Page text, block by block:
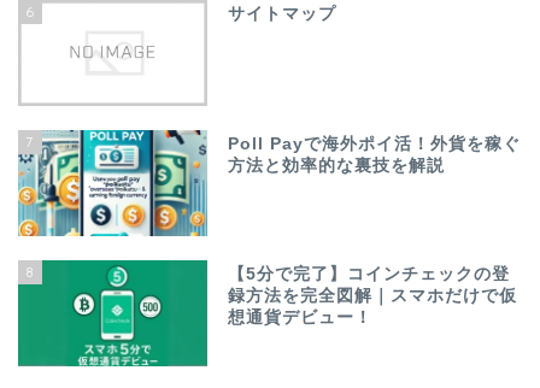
6 サイトマップ
7
Poll Payで海外ポイ活！外貨を稼ぐ
方法と効率的な裏技を解説
8
【5分で完了】コインチェックの登
録方法を完全図解｜スマホだけで仮
想通貨デビュー！